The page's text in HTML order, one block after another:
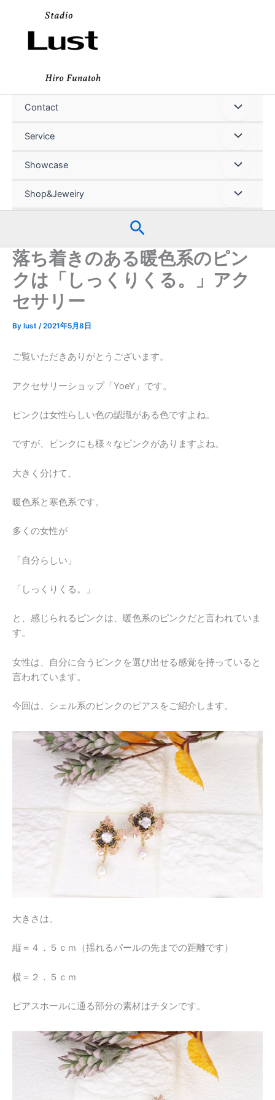
プ
Contact
Service
Showcase
Shop&Jeweiry
検
索
落ち着きのある暖色系のピン
クは「しっくりくる。」アク
セサリー
By lust /2021年5月8日
ご覧いただきありがとうございます。
アクセサリーショップ「YoeY」です。
ピンクは女性らしい色の認識がある色ですよね。
ですが、ピンクにも様々なピンクがありますよね。
大きく分けて、
暖色系と寒色系です。
多くの女性が
「自分らしい」
「しっくりくる。」
と、感じられるピンクは、暖色系のピンクだと言われていま
す。
女性は、自分に合うピンクを選び出せる感覚を持っていると
言われています。
今回は、シェル系のピンクのピアスをご紹介します。
大きさは、
縦＝４．５ｃｍ（揺れるパールの先までの距離です）
横＝２．５ｃｍ
ピアスホールに通る部分の素材はチタンです。